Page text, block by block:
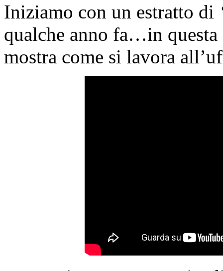
Iniziamo con un estratto di
qualche anno fa…in
mostra come si lavora